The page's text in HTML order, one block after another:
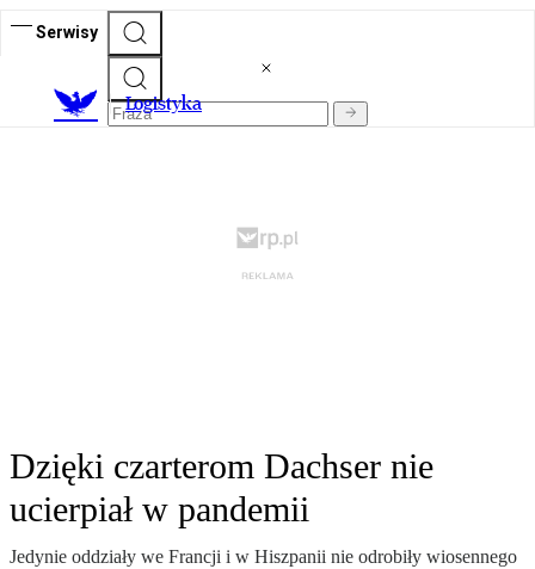
Serwisy
Logistyka
Dzięki czarterom Dachser nie
ucierpiał w pandemii
Jedynie oddziały we Francji i w Hiszpanii nie odrobiły wiosennego